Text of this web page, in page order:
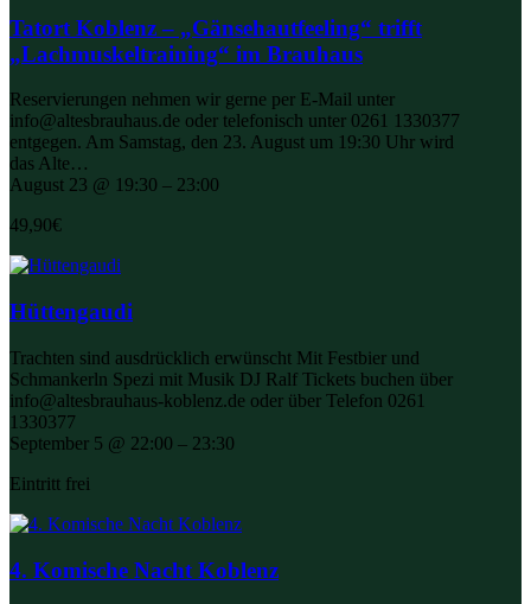
Tatort Koblenz – „Gänsehautfeeling“ trifft
„Lachmuskeltraining“ im Brauhaus
Reservierungen nehmen wir gerne per E-Mail unter
info@altesbrauhaus.de oder telefonisch unter 0261 1330377
entgegen. Am Samstag, den 23. August um 19:30 Uhr wird
das Alte…
August 23 @ 19:30 – 23:00
49,90€
Hüttengaudi
Trachten sind ausdrücklich erwünscht Mit Festbier und
Schmankerln Spezi mit Musik DJ Ralf Tickets buchen über
info@altesbrauhaus-koblenz.de oder über Telefon 0261
1330377
September 5 @ 22:00 – 23:30
Eintritt frei
4. Komische Nacht Koblenz